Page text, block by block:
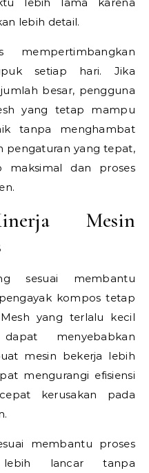
lebih detail.
setiap hari. Jika
besar, pengguna
yang tetap mampu
tanpa menghambat
pengaturan yang tepat,
maksimal dan proses
Mesin
sesuai membantu
kompos tetap
yang terlalu kecil
menyebabkan
mesin bekerja lebih
mengurangi efisiensi
kerusakan pada
membantu proses
lebih lancar tanpa